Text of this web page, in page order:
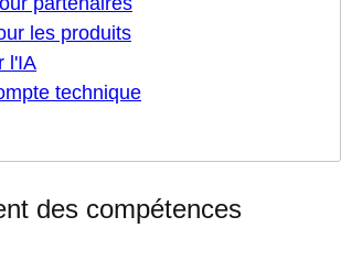
les produits
l'IA
technique
des compétences